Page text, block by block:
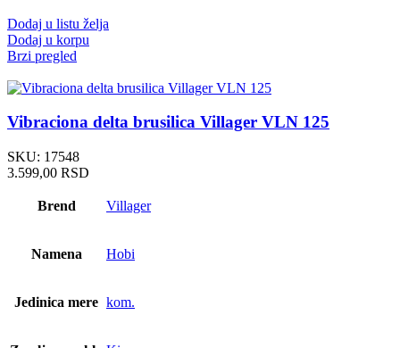
Dodaj u listu želja
Dodaj u korpu
Brzi pregled
Vibraciona delta brusilica Villager VLN 125
SKU: 17548
3.599,00 RSD
Brend Villager
Namena Hobi
Jedinica mere kom.